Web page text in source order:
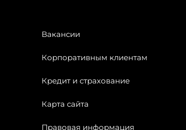
Вакансии
Корпоративным клиентам
Кредит и страхование
Карта сайта
Правовая информация